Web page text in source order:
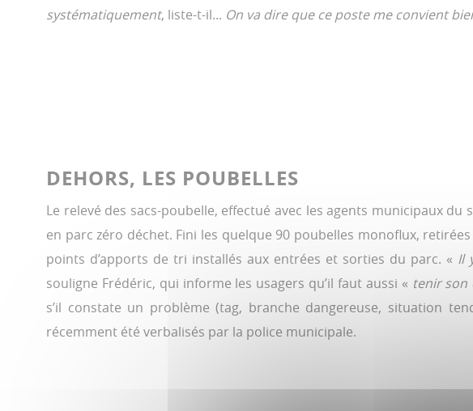
systématiquement, liste-t-il... On va dire que ce poste me convient
DEHORS, LES POUBELLES
Le relevé des sacs-poubelle, effectué avec les agents municipaux
en parc zéro déchet. Fini les quelque 90 poubelles monoflux,
points d’apports de tri installés aux entrées et sorties du parc. « Il
souligne Frédéric, qui informe les usagers qu’il faut aussi « tenir son
s’il constate un problème (tag, branche dangereuse, situation
récemment été verbalisés par la police municipale.